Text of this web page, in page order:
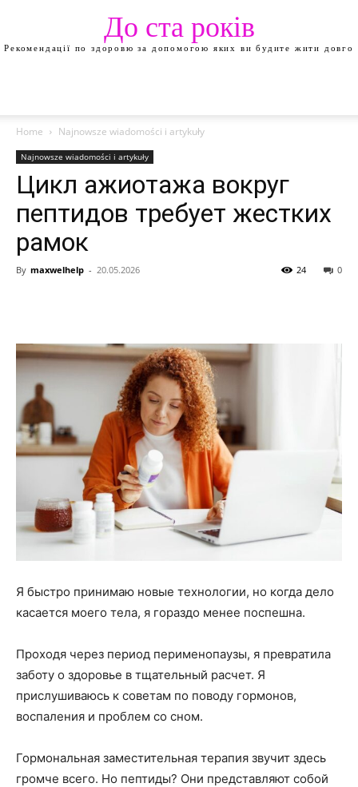
До ста років
Рекомендації по здоровю за допомогою яких ви будите жити довго
Home Najnowsze wiadomości i artykuły
Najnowsze wiadomości i artykuły
Цикл ажиотажа вокруг
пептидов требует жестких
рамок
By maxwelhelp - 20.05.2026 0
24
Я быстро принимаю новые технологии, но когда дело
касается моего тела, я гораздо менее поспешна.
Проходя через период перименопаузы, я превратила
заботу о здоровье в тщательный расчет. Я
прислушиваюсь к советам по поводу гормонов,
воспаления и проблем со сном.
Гормональная заместительная терапия звучит здесь
громче всего. Но пептиды? Они представляют собой